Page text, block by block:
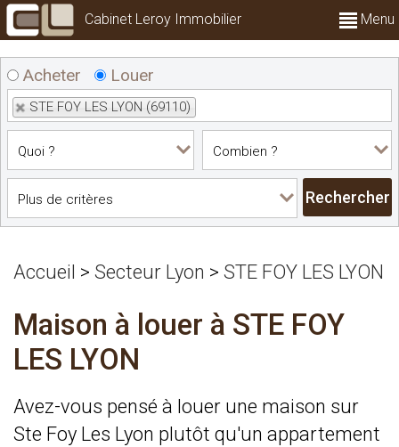
Cabinet Leroy Immobilier Menu
Acheter Louer
STE FOY LES LYON (69110)
Accueil > Secteur Lyon > STE FOY LES LYON
Maison à louer à STE FOY
LES LYON
Avez-vous pensé à louer une maison sur
Ste Foy Les Lyon plutôt qu'un appartement